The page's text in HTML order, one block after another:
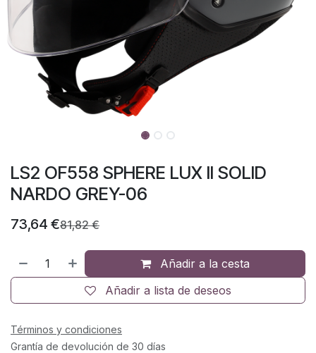
LS2 OF558 SPHERE LUX II SOLID
NARDO GREY-06
73,64 €81,82€
Añadir a la cesta
Añadir a lista de deseos
Términos y condiciones
Grantía de devolución de 30 días